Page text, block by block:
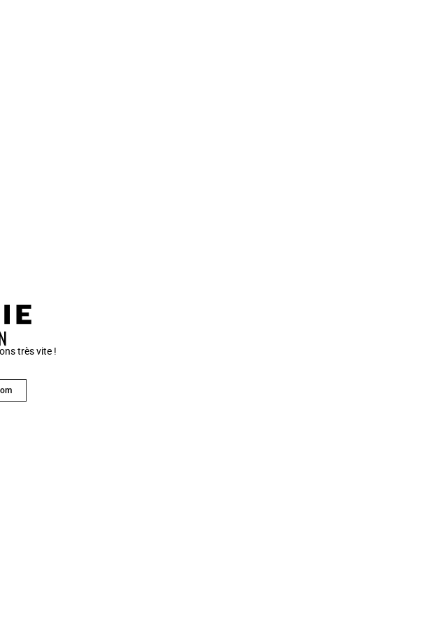
très vite !